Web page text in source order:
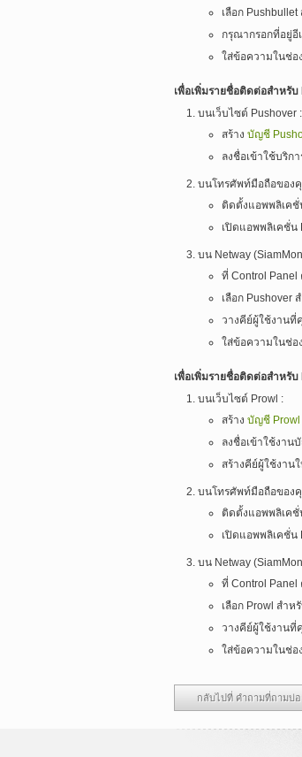
เลือก
กรุณากรอกที่อยู่อี
ใส่ข้อความในช่อ
เพื่อเพิ่มรายชื่อติดต่อสำหรั
บนเว็บไซต์ Pushover :
สร้าง บัญชี
ลงชื่อเข้าใช้บริก
บนโทรศัพท์มือถือของ
ติดตั้งแอพพลิเคชั่
เปิดแอพพลิเคชั่
บน Netway
ที่ Control Panel
เลือก Pushover
วางคีย์ผู้ใช้งานที่
ใส่ข้อความในช่อ
เพื่อเพิ่มรายชื่อติดต่อสำหรับ
บนเว็บไซต์ Prowl :
สร้าง บัญชี Prowl
ลงชื่อเข้าใช้งาน
สร้างคีย์ผู้ใช้งาน
บนโทรศัพท์มือถือของ
ติดตั้งแอพพลิเคชั่
เปิดแอพพลิเคชั่
บน Netway
ที่ Control Panel
เลือก Prowl สำห
วางคีย์ผู้ใช้งานที่
ใส่ข้อความในช่อ
กลับไปที่ คำถามที่ถามบ่อ